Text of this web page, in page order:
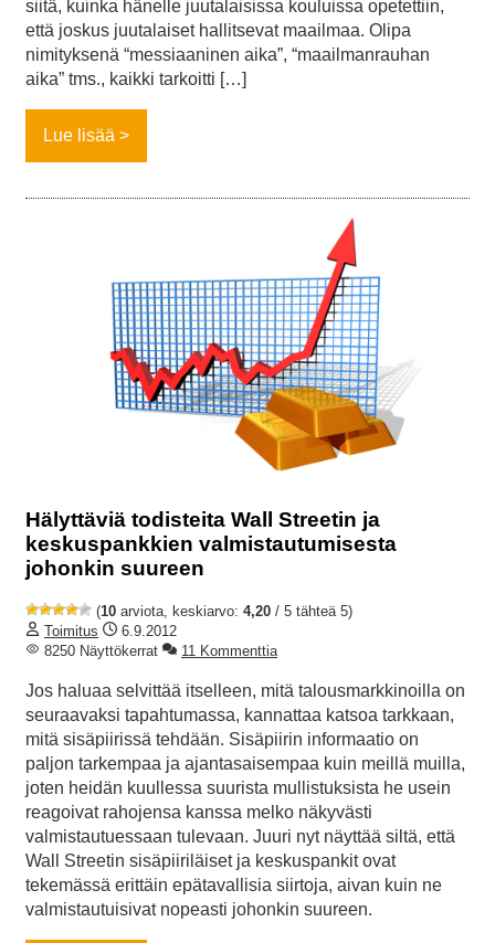
siitä, kuinka hänelle juutalaisissa kouluissa opetettiin,
että joskus juutalaiset hallitsevat maailmaa. Olipa
nimityksenä “messiaaninen aika”, “maailmanrauhan
aika” tms., kaikki tarkoitti […]
Lue lisää
Hälyttäviä todisteita Wall Streetin ja
keskuspankkien valmistautumisesta
johonkin suureen
(10 arviota, keskiarvo: 4,20 / 5 tähteä 5)
Toimitus
6.9.2012
8250 Näyttökerrat
11 Kommenttia
Jos haluaa selvittää itselleen, mitä talousmarkkinoilla on
seuraavaksi tapahtumassa, kannattaa katsoa tarkkaan,
mitä sisäpiirissä tehdään. Sisäpiirin informaatio on
paljon tarkempaa ja ajantasaisempaa kuin meillä muilla,
joten heidän kuullessa suurista mullistuksista he usein
reagoivat rahojensa kanssa melko näkyvästi
valmistautuessaan tulevaan. Juuri nyt näyttää siltä, että
Wall Streetin sisäpiiriläiset ja keskuspankit ovat
tekemässä erittäin epätavallisia siirtoja, aivan kuin ne
valmistautuisivat nopeasti johonkin suureen.